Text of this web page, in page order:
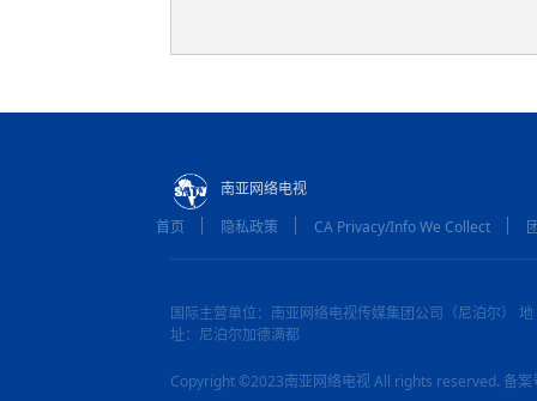
南亚网络电视
首页
隐私政策 CA Privacy/Info We Collect
国际主营单位：南亚网络电视传媒集团公司（尼泊尔） 地
址：尼泊尔加德满都
Copyright ©2023南亚网络电视 All rights reserved. 备